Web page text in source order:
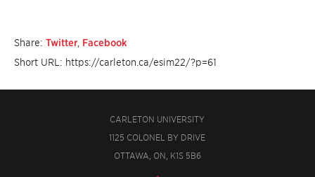
Share: Twitter, Facebook
Short URL: https://carleton.ca/esim22/?p=61
CARLETON UNIVERSITY
1125 COLONEL BY DRIVE
OTTAWA, ON, K1S 5B6